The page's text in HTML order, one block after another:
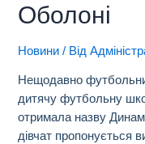
Оболоні
Новини / Від
Нещодавно
дитячу футбольну
отримала назву
дівчат пропонується